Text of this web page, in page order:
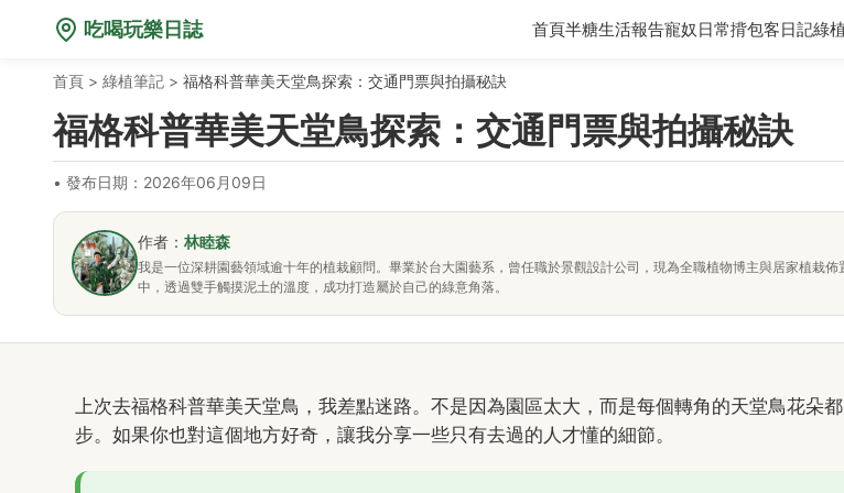
吃喝玩樂日誌 首頁半糖生活報告寵奴日常揹包客日記綠
首頁 > 綠植筆記 > 福格科普華美天堂鳥探索：交通門票與拍攝秘訣
福格科普華美天堂鳥探索：交通門票與拍攝秘訣
• 發布日期：2026年06月09日
作者： 林睦森
我是一位深耕園藝領域逾十年的植栽顧問。畢業於台大園藝系，曾任職於景觀設計公司，現為全職植物博主與居家植栽
中，透過雙手觸摸泥土的溫度，成功打造屬於自己的綠意角落。
上次去福格科普華美天堂鳥，我差點迷路。不是因為園區太大，而是每個轉角的天堂鳥花朵
步。如果你也對這個地方好奇，讓我分享一些只有去過的人才懂的細節。